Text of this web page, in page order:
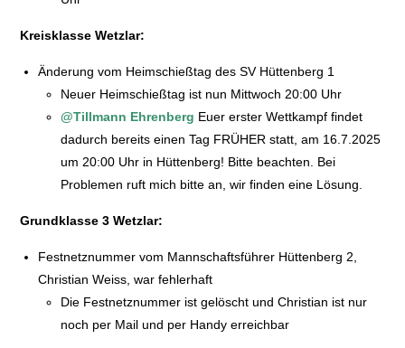
Kreisklasse Wetzlar:
Änderung vom Heimschießtag des SV Hüttenberg 1
Neuer Heimschießtag ist nun Mittwoch 20:00 Uhr
@Tillmann Ehrenberg Euer erster Wettkampf findet
dadurch bereits einen Tag FRÜHER statt, am 16.7.2025
um 20:00 Uhr in Hüttenberg! Bitte beachten. Bei
Problemen ruft mich bitte an, wir finden eine Lösung.
Grundklasse 3 Wetzlar:
Festnetznummer vom Mannschaftsführer Hüttenberg 2,
Christian Weiss, war fehlerhaft
Die Festnetznummer ist gelöscht und Christian ist nur
noch per Mail und per Handy erreichbar